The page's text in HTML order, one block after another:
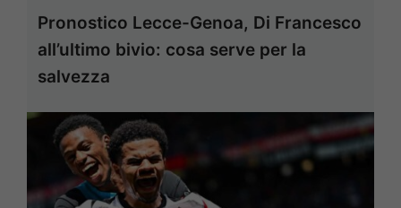
Pronostico Lecce-Genoa, Di Francesco
all’ultimo bivio: cosa serve per la
salvezza